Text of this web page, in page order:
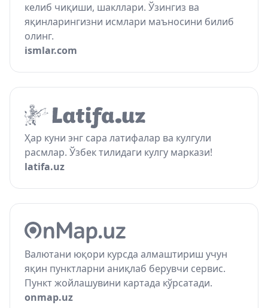
келиб чиқиши, шакллари. Ўзингиз ва
яқинларингизни исмлари маъносини билиб
олинг.
ismlar.com
Ҳар куни энг сара латифалар ва кулгули
расмлар. Ўзбек тилидаги кулгу маркази!
latifa.uz
Валютани юқори курсда алмаштириш учун
яқин пунктларни аниқлаб берувчи сервис.
Пункт жойлашувини картада кўрсатади.
onmap.uz